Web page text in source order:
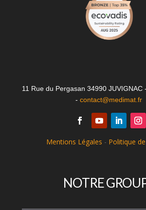
11 Rue du Pergasan 34990 JUVIGNAC
-contact@medimat.fr
Mentions Légales - Politique
NOTRE